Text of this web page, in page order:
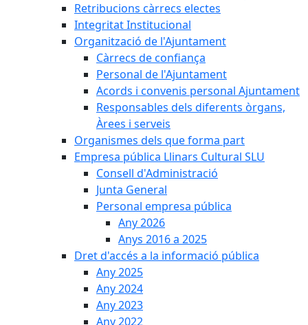
Retribucions càrrecs electes
Integritat Institucional
Organització de l'Ajuntament
Càrrecs de confiança
Personal de l'Ajuntament
Acords i convenis personal Ajuntament
Responsables dels diferents òrgans,
Àrees i serveis
Organismes dels que forma part
Empresa pública Llinars Cultural SLU
Consell d'Administració
Junta General
Personal empresa pública
Any 2026
Anys 2016 a 2025
Dret d'accés a la informació pública
Any 2025
Any 2024
Any 2023
Any 2022